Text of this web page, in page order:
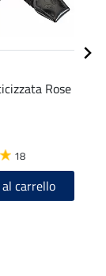
Rose
18
carrello